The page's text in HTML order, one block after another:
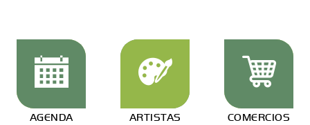
AGENDA ARTISTAS COMERCIOS